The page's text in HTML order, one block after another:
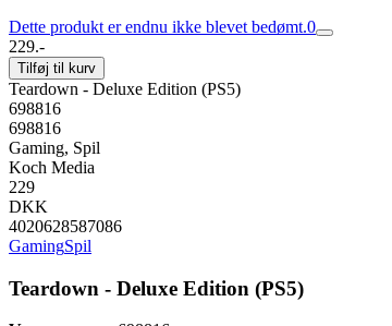
Dette produkt er endnu ikke blevet bedømt.0
229.-
Tilføj til kurv
Teardown - Deluxe Edition (PS5)
698816
698816
Gaming, Spil
Koch Media
229
DKK
4020628587086
GamingSpil
Teardown - Deluxe Edition (PS5)